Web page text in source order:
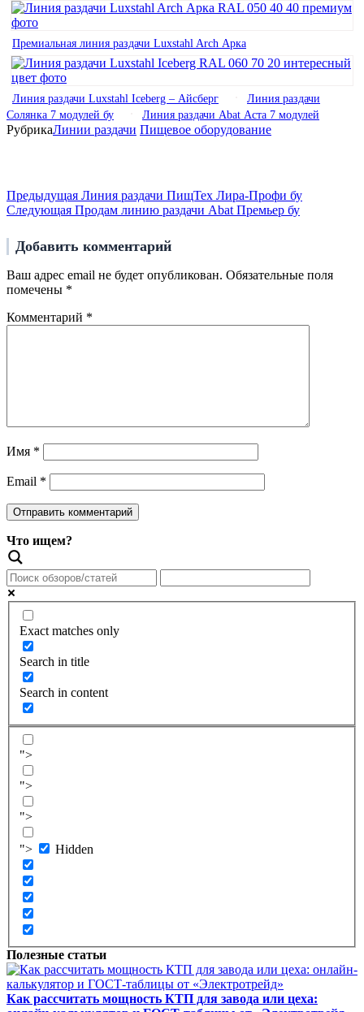
Премиальная линия раздачи Luxstahl Arch Арка
Линия раздачи Luxstahl Iceberg – Айсберг
Линия раздачи
Солянка 7 модулей бу
Линия раздачи Abat Аста 7 модулей
РубрикаЛинии раздачи Пищевое оборудование
по
записям
Предыдущая
запись
Предыдущая Линия раздачи ПищТех Лира-Профи бу
Следующая
Следующая Продам линию раздачи Abat Премьер бу
Добавить комментарий
Ваш адрес email не будет опубликован. Обязательные поля
помечены *
Комментарий *
Имя *
Email *
Что ищем?
Exact matches only
Search in title
Search in content
">
">
">
"> Hidden
Полезные статьи
Как рассчитать мощность КТП для завода или цеха: